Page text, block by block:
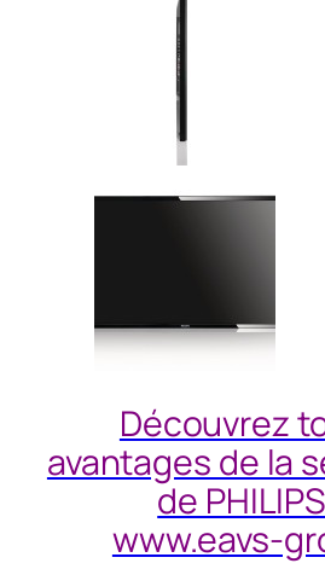
Découvrez
avantages de la
de
www.eavs-